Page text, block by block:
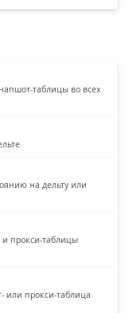
таблицы во всех
на дельту или
и прокси-таблицы
или прокси-таблица